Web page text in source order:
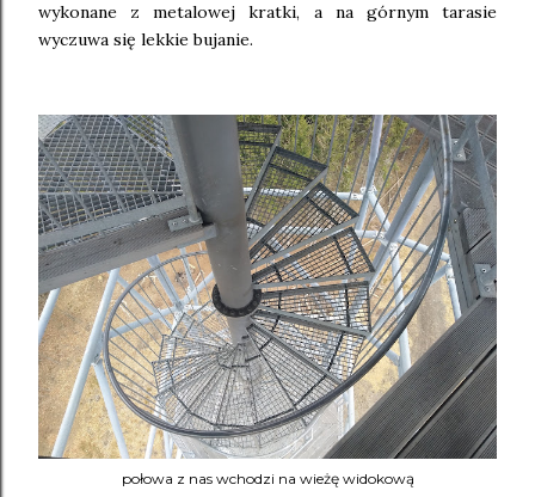
wykonane z metalowej kratki, a na górnym tarasie
wyczuwa się lekkie bujanie.
połowa z nas wchodzi na wieżę widokową